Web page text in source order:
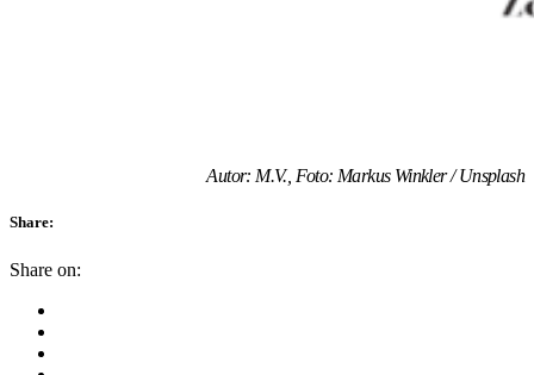
Autor: M.V., Foto: Markus Winkler / Unsplash
Share:
Share on: